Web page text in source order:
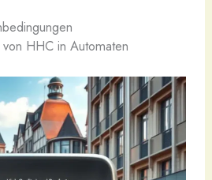
HHC in Automaten